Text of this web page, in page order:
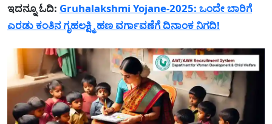
ಇದನ್ನೂ ಓದಿ: Gruhalakshmi Yojane-2025: ಒಂದೇ ಬಾರಿಗೆ
ಎರಡು ಕಂತಿನ ಗೃಹಲಕ್ಷ್ಮಿ ಹಣ ವರ್ಗಾವಣೆಗೆ ದಿನಾಂಕ ನಿಗದಿ!